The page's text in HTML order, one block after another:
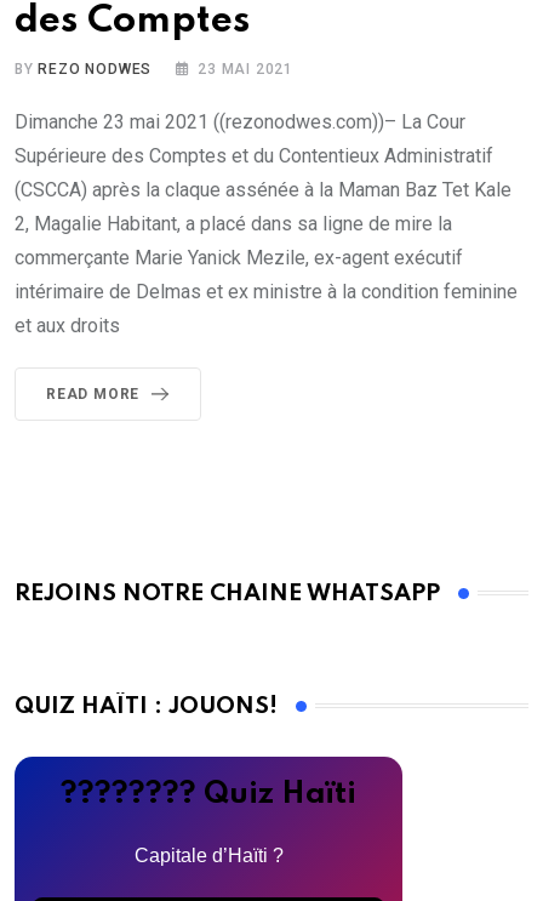
des Comptes
BYREZO NODWES 23 MAI 2021
Dimanche 23 mai 2021 ((rezonodwes.com))– La Cour
Supérieure des Comptes et du Contentieux Administratif
(CSCCA) après la claque assénée à la Maman Baz Tet Kale
2, Magalie Habitant, a placé dans sa ligne de mire la
commerçante Marie Yanick Mezile, ex-agent exécutif
intérimaire de Delmas et ex ministre à la condition feminine
et aux droits
READ MORE
REJOINS NOTRE CHAINE WHATSAPP
QUIZ HAÏTI : JOUONS!
???????? Quiz Haïti
Capitale d’Haïti ?